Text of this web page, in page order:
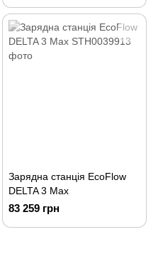
Зарядна станція EcoFlow
DELTA 3 Max
83 259 грн